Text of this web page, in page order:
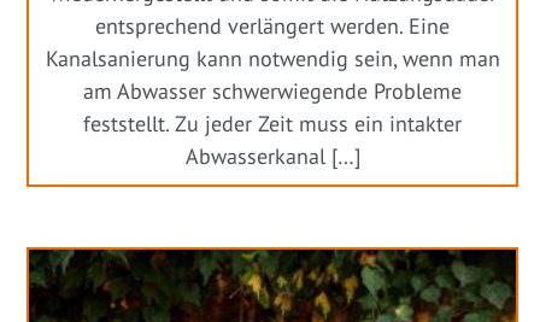
entsprechend verlängert werden. Eine
Kanalsanierung kann notwendig sein, wenn man
am Abwasser schwerwiegende Probleme
feststellt. Zu jeder Zeit muss ein intakter
Abwasserkanal […]